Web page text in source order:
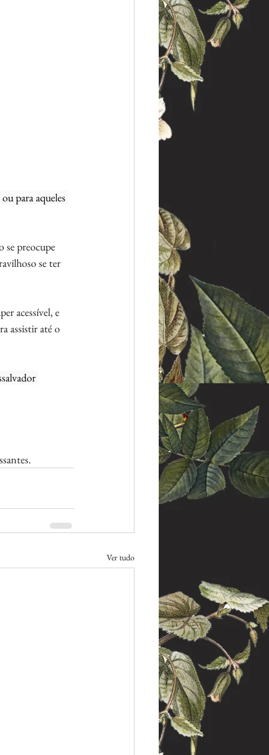
para aqueles
se preocupe
se ter
acessível, e
assistir até o
Ver tudo